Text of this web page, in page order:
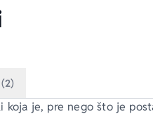
koja je, pre nego što je